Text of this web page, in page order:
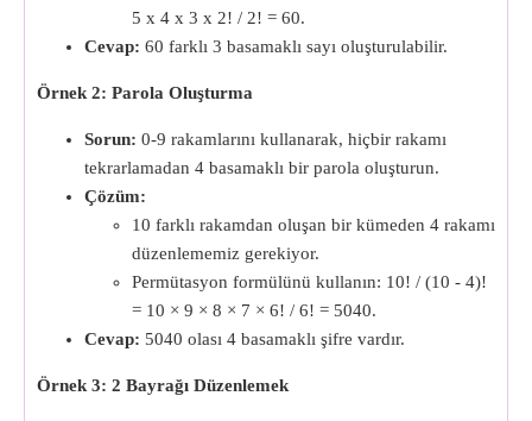
5 x 4 x 3 x 2! / 2! = 60.
Cevap: 60 farklı 3 basamaklı sayı oluşturulabilir.
Örnek 2: Parola Oluşturma
Sorun: 0-9 rakamlarını kullanarak, hiçbir rakamı
tekrarlamadan 4 basamaklı bir parola oluşturun.
Çözüm:
10 farklı rakamdan oluşan bir kümeden 4 rakamı
düzenlememiz gerekiyor.
Permütasyon formülünü kullanın: 10! / (10 - 4)!
= 10 × 9 × 8 × 7 × 6! / 6! = 5040.
Cevap: 5040 olası 4 basamaklı şifre vardır.
Örnek 3: 2 Bayrağı Düzenlemek